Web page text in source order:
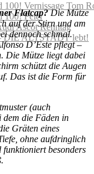
Vernissage Tom
100! Feier
Ascot Renntag
DIE ALTSTADT lebt!
Flatcap?Die Mütze
auf der Stirn und am
dennoch schmal.
D’Este pflegt –
Die Mütze liegt dabei
schützt die Augen
Das ist die Form für
(auch
dem die Fäden in
Gräten eines
ohne aufdringlich
funktioniert besonders